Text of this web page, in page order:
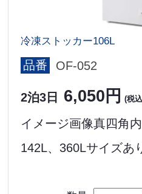
冷凍ストッカー106L
品番 OF-052
2泊3日 6,050円 (税
イメージ画像真四角
142L、360Lサイズあ